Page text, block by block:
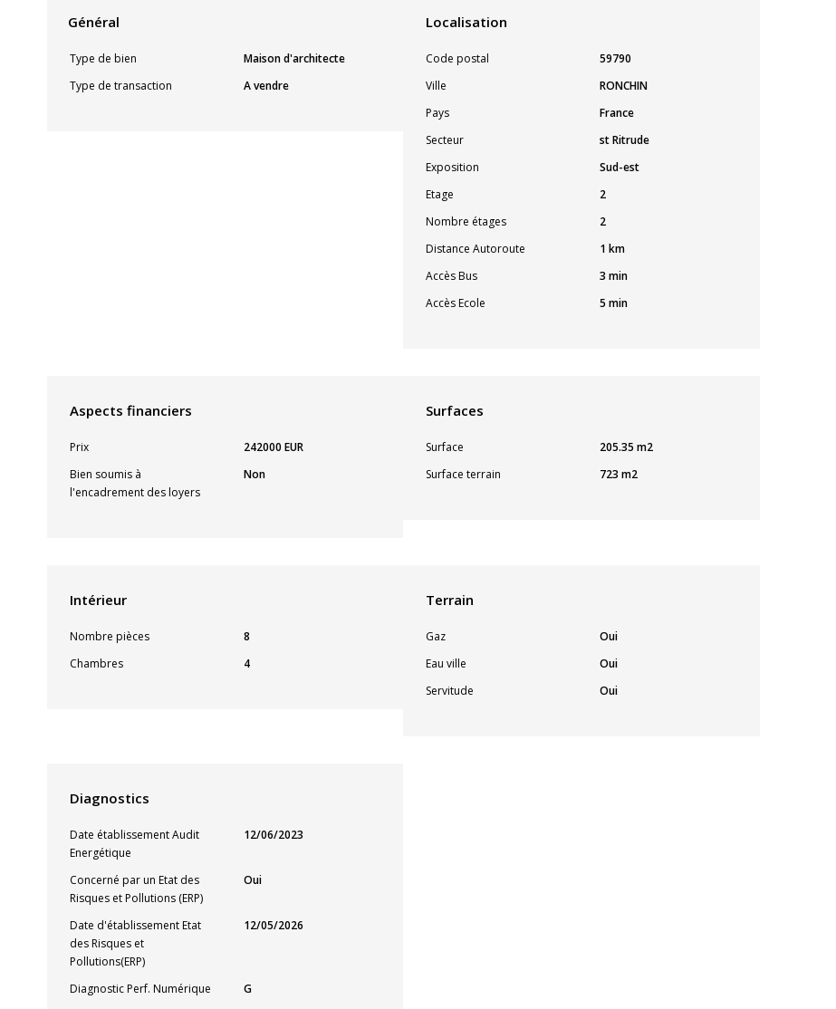
Général
Type de bien
Maison d'architecte
Type de transaction
A vendre
Localisation
Code postal
59790
Ville
RONCHIN
Pays
France
Secteur
st Ritrude
Exposition
Sud-est
Etage
2
Nombre étages
2
Distance Autoroute
1 km
Accès Bus
3 min
Accès Ecole
5 min
Aspects financiers
Prix
242000 EUR
Bien soumis à
l'encadrement des loyers
Non
Surfaces
Surface
205.35 m2
Surface terrain
723 m2
Intérieur
Nombre pièces
8
Chambres
4
Terrain
Gaz
Oui
Eau ville
Oui
Servitude
Oui
Diagnostics
Date établissement Audit
Energétique
12/06/2023
Concerné par un Etat des
Risques et Pollutions (ERP)
Oui
Date d'établissement Etat
des Risques et
Pollutions(ERP)
12/05/2026
Diagnostic Perf. Numérique
G